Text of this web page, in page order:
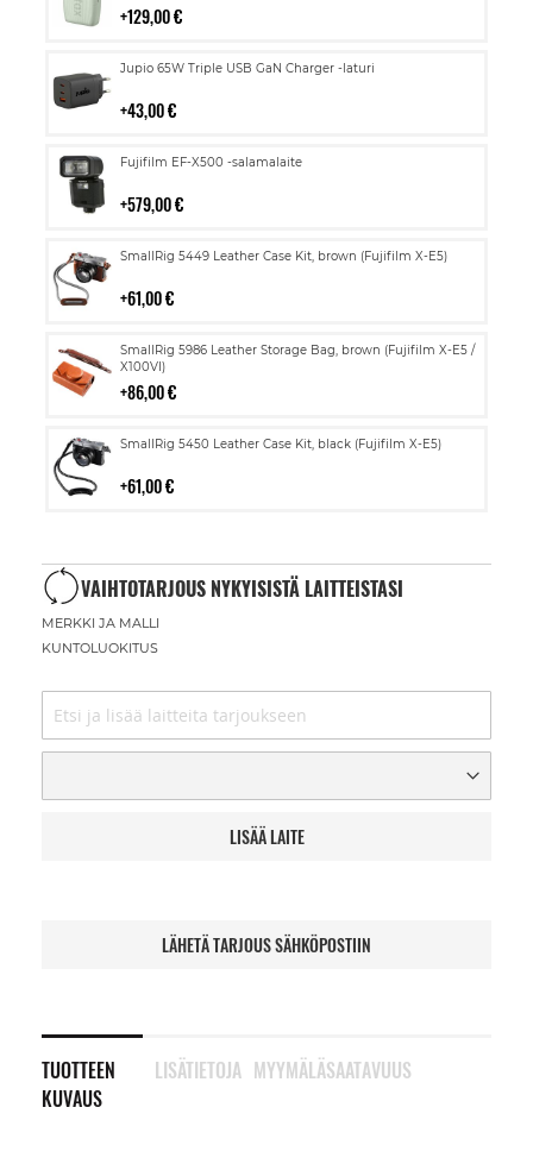
129,00 €
Jupio 65W Triple USB GaN Charger -laturi
43,00 €
Lisää
Fujifilm EF-X500 -salamalaite
579,00 €
Lisää
SmallRig 5449 Leather Case Kit, brown (Fujifilm X-E5)
61,00 €
Lisää
SmallRig 5986 Leather Storage Bag, brown (Fujifilm X-E5 /
X100VI)
86,00 €
Lisää
ostoskoriin
SmallRig 5450 Leather Case Kit, black (Fujifilm X-E5)
61,00 €
Lisää
VAIHTOTARJOUS NYKYISISTÄ LAITTEISTASI
MERKKI JA MALLI
KUNTOLUOKITUS
LISÄÄ LAITE
LÄHETÄ TARJOUS SÄHKÖPOSTIIN
TUOTTEEN
KUVAUS
LISÄTIETOJA MYYMÄLÄSAATAVUUS